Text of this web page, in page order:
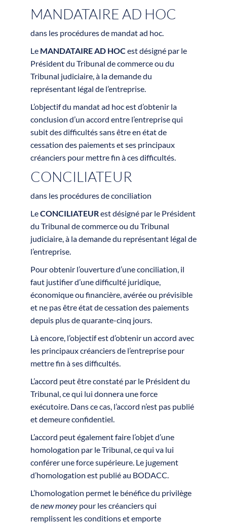
MANDATAIRE AD HOC
dans les procédures de mandat ad hoc.
Le MANDATAIRE AD HOCest désigné par le
Président du Tribunal de commerce ou du
Tribunal judiciaire, à la demande du
représentant légal de l’entreprise.
L’objectif du mandat ad hoc est d’obtenir la
conclusion d’un accord entre l’entreprise qui
subit des difficultés sans être en état de
cessation des paiements et ses principaux
créanciers pour mettre fin à ces difficultés.
CONCILIATEUR
dans les procédures de conciliation
LeCONCILIATEURest désigné par le Président
du Tribunal de commerce ou du Tribunal
judiciaire, à la demande du représentant légal de
l’entreprise.
Pour obtenir l’ouverture d’une conciliation, il
faut justifier d’une difficulté juridique,
économique ou financière, avérée ou prévisible
et ne pas être état de cessation des paiements
depuis plus de quarante-cinq jours.
Là encore, l’objectif est d’obtenir un accord avec
les principaux créanciers de l’entreprise pour
mettre fin à ses difficultés.
L’accord peut être constaté par le Président du
Tribunal, ce qui lui donnera une force
exécutoire. Dans ce cas, l’accord n’est pas publié
et demeure confidentiel.
L’accord peut également faire l’objet d’une
homologation par le Tribunal, ce qui va lui
conférer une force supérieure. Le jugement
d’homologation est publié au BODACC.
L’homologation permet le bénéfice du privilège
denew money pour les créanciers qui
remplissent les conditions et emporte